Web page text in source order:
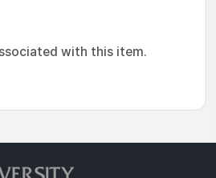
with this item.